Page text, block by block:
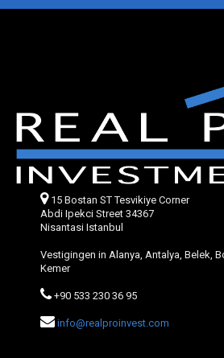
15 Bostan ST Tesvikiye Corner
Abdi Ipekci Street 34367
Nisantasi Istanbul
Vestigingen in Alanya, Antalya, Belek,
Kemer
+90 533 230 36 95
info@realproinvest.com